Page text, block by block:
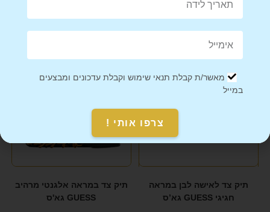
מוצרים קשורים
מבצע!
תיק צד לאישה לבן במראה
חגיגי GUESS גא’ס
תיק צד במראה אלגנטי מרהיב
GUESS גא'ס
מאשר/ת קבלת תנאי שימוש וקבלת עדכונים ומבצעים
במייל
צרפו אותי !